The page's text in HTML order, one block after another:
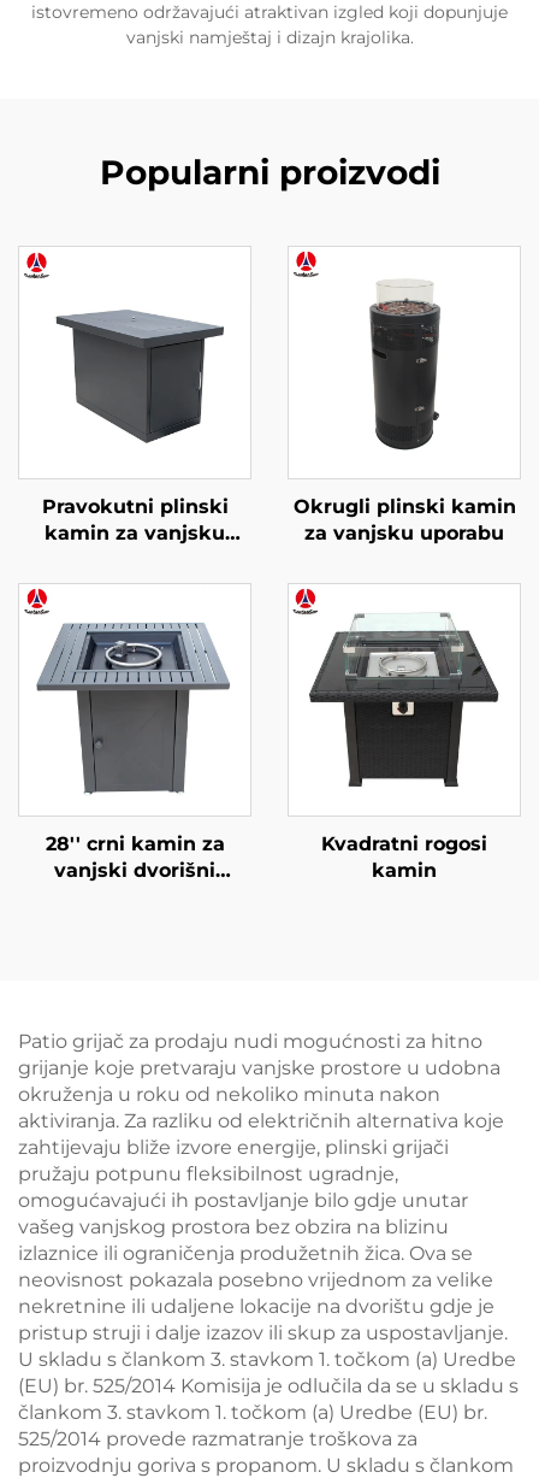
istovremeno održavajući atraktivan izgled koji dopunjuje
vanjski namještaj i dizajn krajolika.
Popularni proizvodi
Pravokutni plinski
kamin za vanjsku
Okrugli plinski kamin
za vanjsku uporabu
28'' crni kamin za
vanjski dvorišni
Kvadratni rogosi
kamin
Patio grijač za prodaju nudi mogućnosti za hitno
grijanje koje pretvaraju vanjske prostore u udobna
okruženja u roku od nekoliko minuta nakon
aktiviranja. Za razliku od električnih alternativa koje
zahtijevaju bliže izvore energije, plinski grijači
pružaju potpunu fleksibilnost ugradnje,
omogućavajući ih postavljanje bilo gdje unutar
vašeg vanjskog prostora bez obzira na blizinu
izlaznice ili ograničenja produžetnih žica. Ova se
neovisnost pokazala posebno vrijednom za velike
nekretnine ili udaljene lokacije na dvorištu gdje je
pristup struji i dalje izazov ili skup za uspostavljanje.
U skladu s člankom 3. stavkom 1. točkom (a) Uredbe
(EU) br. 525/2014 Komisija je odlučila da se u skladu s
člankom 3. stavkom 1. točkom (a) Uredbe (EU) br.
525/2014 provede razmatranje troškova za
proizvodnju goriva s propanom. U skladu s člankom